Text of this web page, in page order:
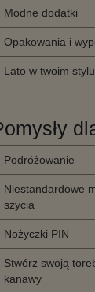
Modne dodatki
Opakowania i
Lato w twoim stylu
Podróżowanie
Niestandardowe
szycia
Nożyczki PIN
Stwórz swoją
kanawy